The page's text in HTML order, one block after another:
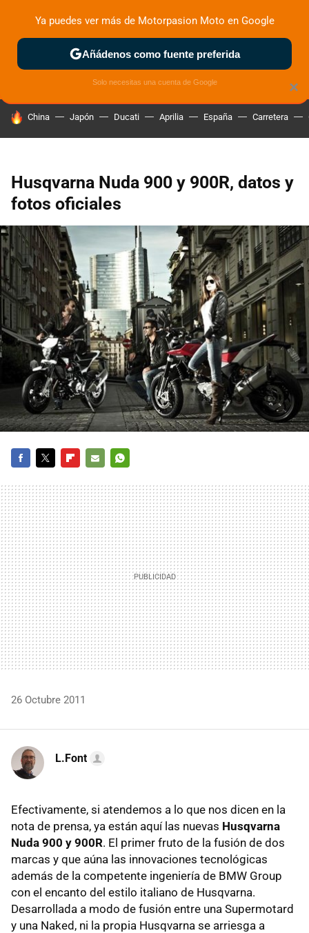
ZONA DE PRUEBAS DEPORTIVAS MOTOS ELÉCTRICAS
HOY SE HABLA DE
China Japón Ducati Aprilia España Carretera
Husqvarna Nuda 900 y 900R, datos y
fotos oficiales
MAIL
26 Octubre 2011
L.Font
Efectivamente, si atendemos a lo que nos dicen en la
nota de prensa, ya están aquí las nuevas Husqvarna
Nuda 900 y 900R. El primer fruto de la fusión de dos
marcas y que aúna las innovaciones tecnológicas
además de la competente ingeniería de BMW Group
con el encanto del estilo italiano de Husqvarna.
Desarrollada a modo de fusión entre una Supermotard
y una Naked, ni la propia Husqvarna se arriesga a
×
Ya puedes ver más de Motorpasion Moto en Google
Añádenos como fuente preferida
Solo necesitas una cuenta de Google